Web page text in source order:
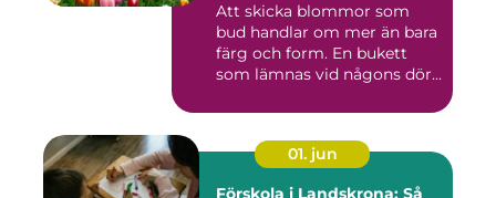
Att skicka blommor som
bud handlar om mer än bara
färg och form. En bukett
som lämnas vid någons dör...
01. jun
Förskola i Landskrona: Så